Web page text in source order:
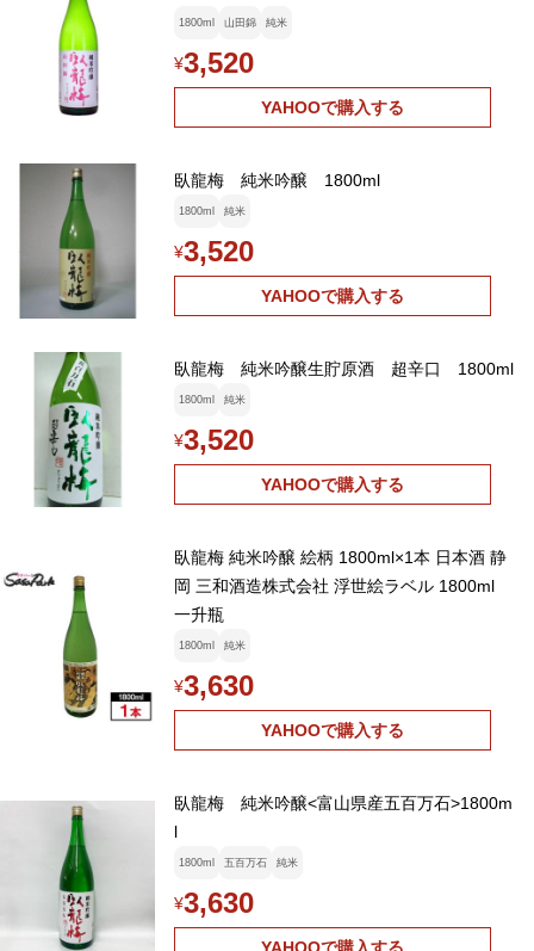
1800ml 山田錦 純米
¥3,520
YAHOOで購入する
臥龍梅 純米吟醸 1800ml
1800ml 純米
¥3,520
YAHOOで購入する
臥龍梅 純米吟醸生貯原酒 超辛口 1800ml
1800ml 純米
¥3,520
YAHOOで購入する
臥龍梅 純米吟醸 絵柄 1800ml×1本 日本酒 静
岡 三和酒造株式会社 浮世絵ラベル 1800ml
一升瓶
1800ml 純米
¥3,630
YAHOOで購入する
臥龍梅 純米吟醸<富山県産五百万石>1800m
l
1800ml 五百万石 純米
¥3,630